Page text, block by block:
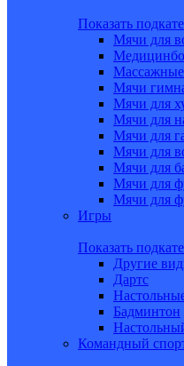
Показать
Мячи для
Мячи
Мячи для
Мячи для
Мячи для
Мячи для
Мячи для
Мячи для
Мячи для
Игры
Показать
Другие
Дартс
Бадминтон
Командный